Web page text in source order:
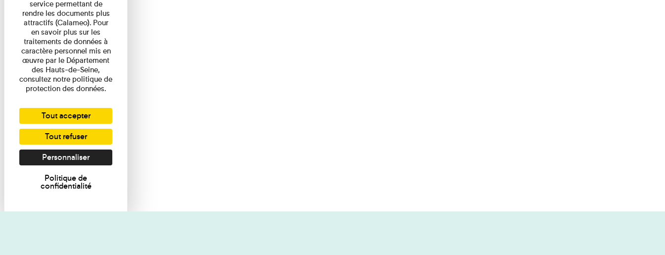
service permettant de
rendre les documents plus
attractifs (Calameo). Pour
en savoir plus sur les
traitements de données à
caractère personnel mis en
œuvre par le Département
des Hauts-de-Seine,
consultez notre politique de
protection des données.
Tout accepter
Tout refuser
Personnaliser
Politique de
confidentialité